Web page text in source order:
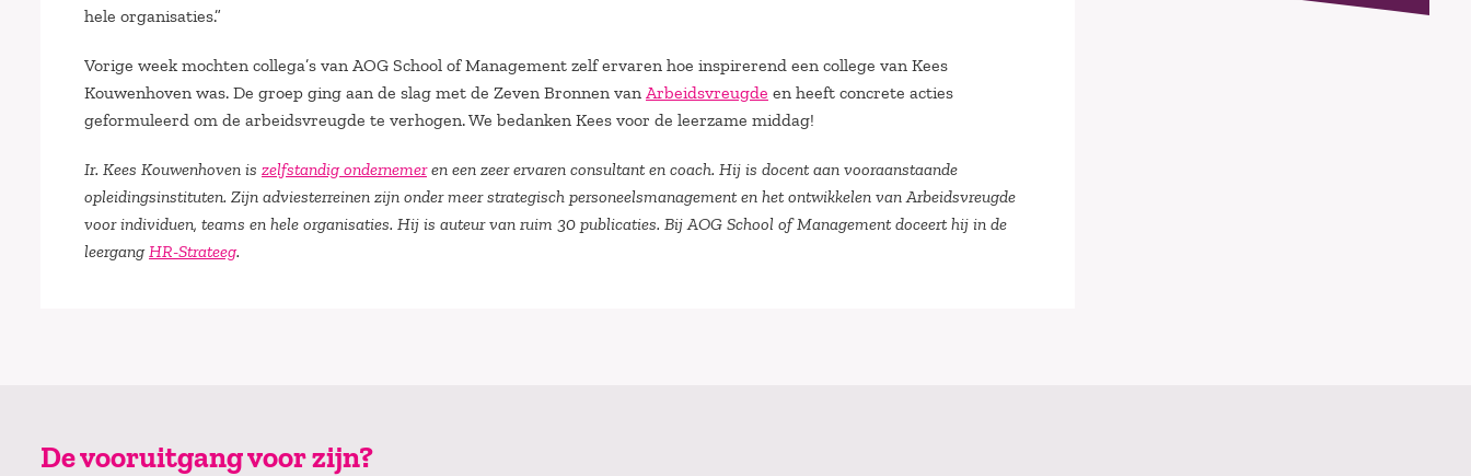
hele organisaties.”
Vorige week mochten collega’s van AOG School of Management zelf ervaren hoe inspirerend een college van Kees
Kouwenhoven was. De groep ging aan de slag met de Zeven Bronnen van Arbeidsvreugde en heeft concrete acties
geformuleerd om de arbeidsvreugde te verhogen. We bedanken Kees voor de leerzame middag!
Ir. Kees Kouwenhoven is zelfstandig ondernemeren een zeer ervaren consultant en coach. Hij is docent aan vooraanstaande
opleidingsinstituten. Zijn adviesterreinen zijn onder meer strategisch personeelsmanagement en het ontwikkelen van Arbeidsvreugde
voor individuen, teams en hele organisaties. Hij is auteur van ruim 30 publicaties. Bij AOG School of Management doceert hij in de
leergangHR-Strateeg.
De vooruitgang voor zijn?